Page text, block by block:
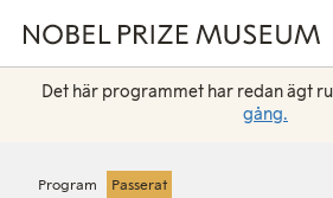
Skip
to
header
Skip
to
main
content
Skip
to
footer
Sök
efter:
Det här programmet har redan ägt
gång.
Program Passerat